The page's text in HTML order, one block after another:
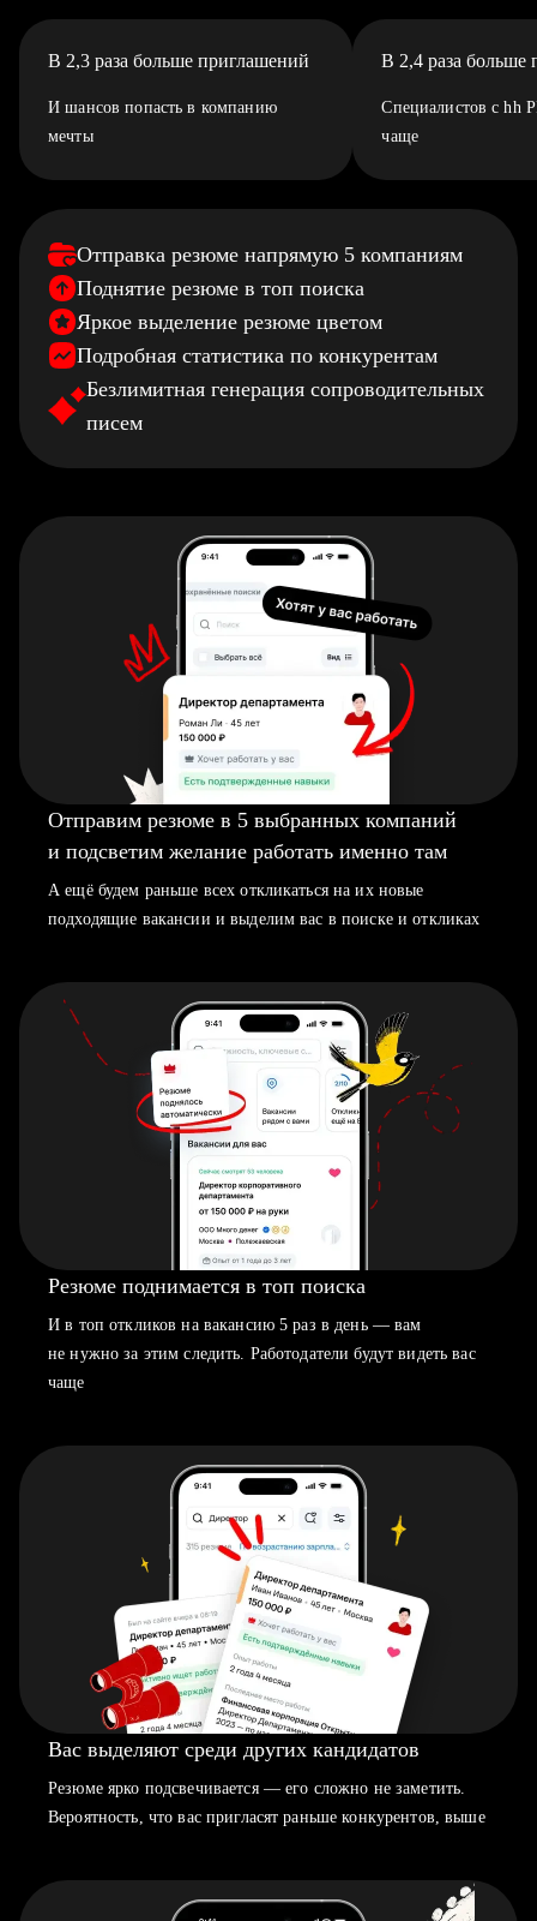
В 2,3 раза больше приглашений
И шансов попасть в компанию
мечты
В 2,4 раза больше
Специалистов с hh
чаще
Отправка резюме напрямую 5 компаниям
Поднятие резюме в топ поиска
Яркое выделение резюме цветом
Подробная статистика по конкурентам
Безлимитная генерация сопроводительных
писем
Отправим резюме в 5 выбранных компаний
и подсветим желание работать именно там
А ещё будем раньше всех откликаться на их новые
подходящие вакансии и выделим вас в поиске и откликах
Резюме поднимается в топ поиска
И в топ откликов на вакансию 5 раз в день — вам
не нужно за этим следить. Работодатели будут видеть вас
чаще
Вас выделяют среди других кандидатов
Резюме ярко подсвечивается — его сложно не заметить.
Вероятность, что вас пригласят раньше конкурентов, выше